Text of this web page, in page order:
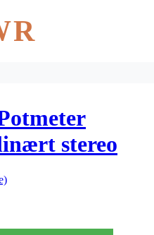
stereo
100 KOhm –